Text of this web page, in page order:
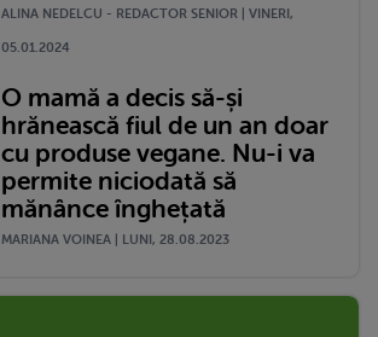
ALINA NEDELCU - REDACTOR SENIOR | VINERI,
05.01.2024
O mamă a decis să-și
hrănească fiul de un an doar
cu produse vegane. Nu-i va
permite niciodată să
mănânce înghețată
MARIANA VOINEA | LUNI, 28.08.2023